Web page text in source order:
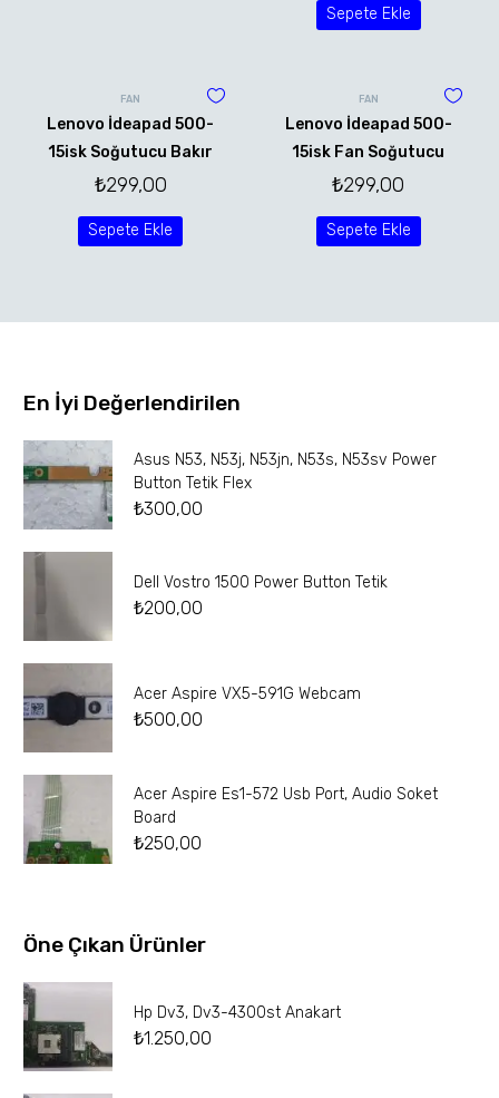
Sepete Ekle
FAN
Lenovo İdeapad 500-
15isk Soğutucu Bakır
₺299,00
Sepete Ekle
FAN
Lenovo İdeapad 500-
15isk Fan Soğutucu
₺299,00
Sepete Ekle
En İyi Değerlendirilen
Asus N53, N53j, N53jn, N53s, N53sv Power
Button Tetik Flex
₺300,00
Dell Vostro 1500 Power Button Tetik
₺200,00
Acer Aspire VX5-591G Webcam
₺500,00
Acer Aspire Es1-572 Usb Port, Audio Soket
Board
₺250,00
Öne Çıkan Ürünler
Hp Dv3, Dv3-4300st Anakart
₺1.250,00